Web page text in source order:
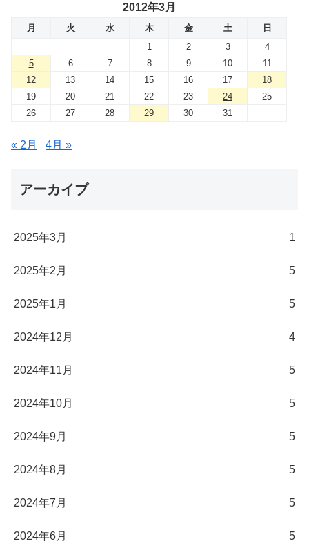
2012年3月
月 火 水 木 金 土
日
1
2 3
4
5
6 7 8 9 10
11
12
13 14 15 16 17
18
19
20 21 22 23 24
25
26
27 28 29 30 31
« 2月 4月 »
アーカイブ
2025年3月 1
2025年2月 5
2025年1月 5
2024年12月 4
2024年11月 5
2024年10月 5
2024年9月 5
2024年8月 5
2024年7月 5
2024年6月 5